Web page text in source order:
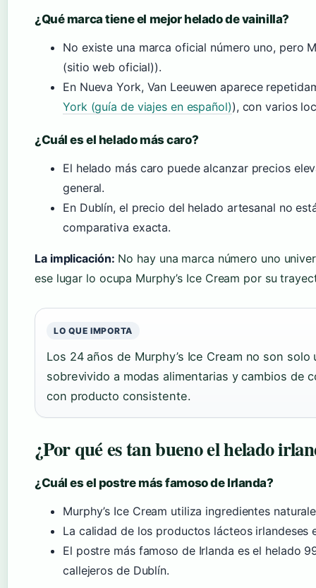
¿Qué marca tiene el mejor helado de vainilla?
No existe una marca oficial número uno, pero
(sitio web oficial)).
En Nueva York, Van Leeuwen aparece
York (guía de viajes en español)), con varios
¿Cuál es el helado más caro?
El helado más caro puede alcanzar precios
general.
En Dublín, el precio del helado artesanal no
comparativa exacta.
La implicación: No hay una marca número uno
ese lugar lo ocupa Murphy’s Ice Cream por su
LO QUE IMPORTA
Los 24 años de Murphy’s Ice Cream no son
sobrevivido a modas alimentarias y cambios de
con producto consistente.
¿Por qué es tan bueno el helado
¿Cuál es el postre más famoso de Irlanda?
Murphy’s Ice Cream utiliza ingredientes
La calidad de los productos lácteos irlandeses
El postre más famoso de Irlanda es el helado
callejeros de Dublín.